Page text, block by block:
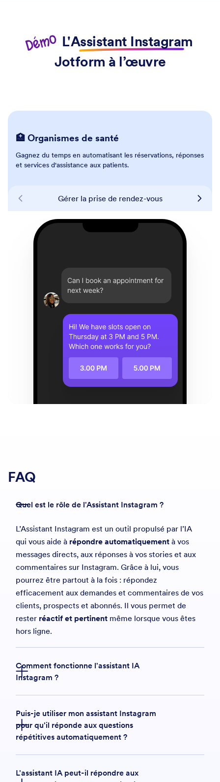
Démo L'Assistant Instagram
Jotform à l’œuvre
Partager le calendrier des classes
🏥 Organismes de santé
Gagnez du temps en automatisant les réservations, réponses
et services d'assistance aux patients.
Gérer la prise de rendez-vous
FAQ
Quel est le rôle de l'Assistant Instagram ?
L’Assistant Instagram est un outil propulsé par l’IA
qui vous aide à répondre automatiquement à vos
messages directs, aux réponses à vos stories et aux
commentaires sur Instagram. Grâce à lui, vous
pourrez être partout à la fois : répondez
efficacement aux demandes et commentaires de vos
clients, prospects et abonnés. Il vous permet de
rester réactif et pertinent même lorsque vous êtes
hors ligne.
Comment fonctionne l'assistant IA
Instagram ?
Puis-je utiliser mon assistant Instagram
pour qu'il réponde aux questions
répétitives automatiquement ?
L'assistant IA peut-il répondre aux